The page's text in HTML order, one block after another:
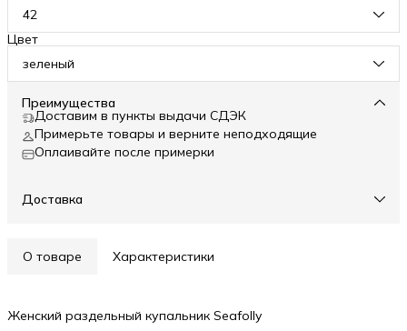
42
Цвет
зеленый
Преимущества
Доставим в пункты выдачи СДЭК
Примерьте товары и верните неподходящие
Оплаивайте после примерки
Доставка
О товаре Характеристики
Женский раздельный купальник Seafolly